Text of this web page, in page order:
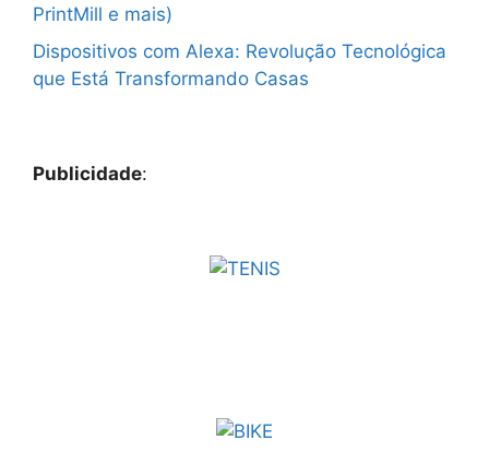
PrintMill e mais)
Dispositivos com Alexa: Revolução Tecnológica
que Está Transformando Casas
Publicidade: